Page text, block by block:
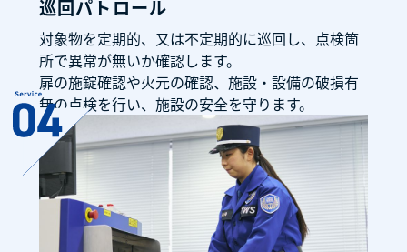
巡回パトロール
対象物を定期的、又は不定期的に巡回し、点検箇
所で異常が無いか確認します。
扉の施錠確認や火元の確認、施設・設備の破損有
無の点検を行い、施設の安全を守ります。